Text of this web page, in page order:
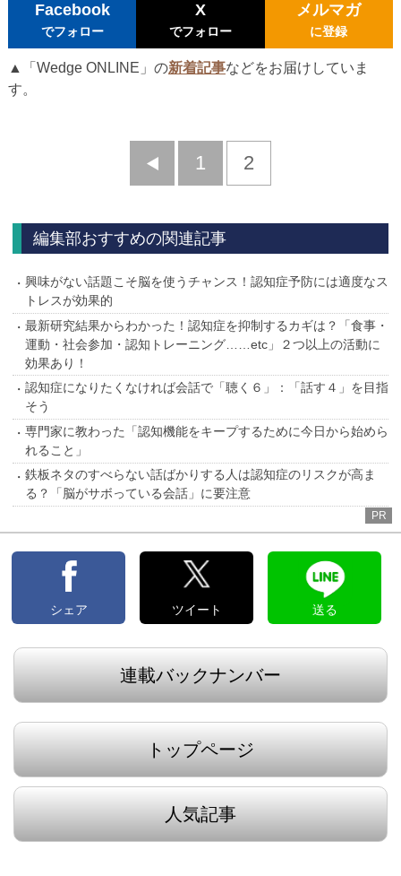
Facebook
でフォロー
X
でフォロー
メルマガ
に登録
▲「Wedge ONLINE」の新着記事などをお届けしていま
す。
前
1 2
編集部おすすめの関連記事
興味がない話題こそ脳を使うチャンス！認知症予防には適度なス
トレスが効果的
最新研究結果からわかった！認知症を抑制するカギは？「食事・
運動・社会参加・認知トレーニング……etc」２つ以上の活動に
効果あり！
認知症になりたくなければ会話で「聴く６」：「話す４」を目指
そう
専門家に教わった「認知機能をキープするために今日から始めら
れること」
鉄板ネタのすべらない話ばかりする人は認知症のリスクが高ま
る？「脳がサボっている会話」に要注意
PR
シェア ツイート 送る
連載バックナンバー
トップページ
人気記事